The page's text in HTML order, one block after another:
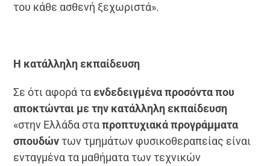
του κάθε ασθενή ξεχωριστά».
Η κατάλληλη εκπαίδευση
Σε ότι αφορά τα ενδεδειγμένα προσόντα που
αποκτώνται με την κατάλληλη εκπαίδευση
«στην Ελλάδα σταπροπτυχιακά προγράμματα
σπουδώντων τμημάτων φυσικοθεραπείας είναι
ενταγμένα τα μαθήματα των τεχνικών